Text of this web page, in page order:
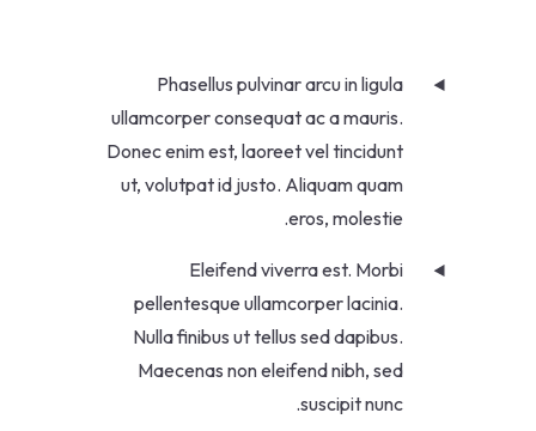
Phasellus pulvinar arcu in ligula
ullamcorper consequat ac a mauris.
Donec enim est, laoreet vel tincidunt
ut, volutpat id justo. Aliquam quam
eros, molestie.
Eleifend viverra est. Morbi
pellentesque ullamcorper lacinia.
Nulla finibus ut tellus sed dapibus.
Maecenas non eleifend nibh, sed
suscipit nunc.